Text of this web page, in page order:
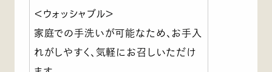
＜ウォッシャブル＞
家庭での手洗いが可能なため、お手入
れがしやすく、気軽にお召しいただけ